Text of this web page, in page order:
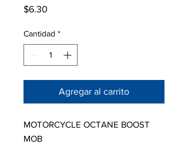
$6.30
Cantidad *
Agregar al carrito
MOTORCYCLE OCTANE BOOST
MOB